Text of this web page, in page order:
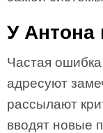
У Антона
Частая
адресуют
рассылают
вводят новые